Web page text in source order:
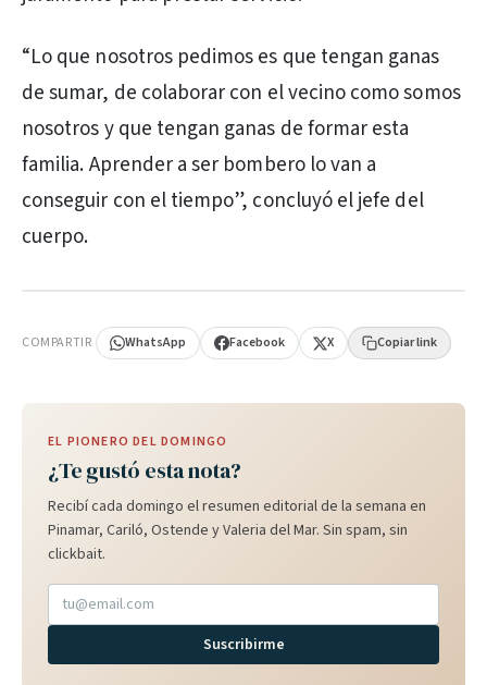
“Lo que nosotros pedimos es que tengan ganas
de sumar, de colaborar con el vecino como somos
nosotros y que tengan ganas de formar esta
familia. Aprender a ser bombero lo van a
conseguir con el tiempo”, concluyó el jefe del
cuerpo.
COMPARTIR WhatsApp Facebook X Copiar link
EL PIONERO DEL DOMINGO
¿Te gustó esta nota?
Recibí cada domingo el resumen editorial de la semana en
Pinamar, Cariló, Ostende y Valeria del Mar. Sin spam, sin
clickbait.
Suscribirme